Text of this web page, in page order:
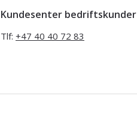
Kundesenter bedriftskunder
Tlf: +47 40 40 72 83